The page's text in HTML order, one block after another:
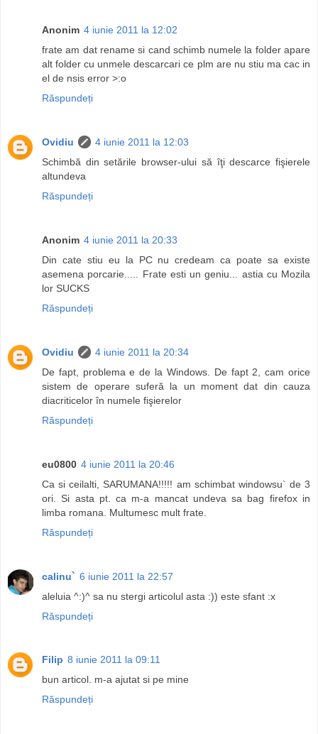
Anonim 4 iunie 2011 la 12:02
frate am dat rename si cand schimb numele la folder apare
alt folder cu unmele descarcari ce plm are nu stiu ma cac in
el de nsis error >:o
Răspundeți
Ovidiu
4 iunie 2011 la 12:03
Schimbă din setările browser-ului să îţi descarce fişierele
altundeva
Răspundeți
Anonim 4 iunie 2011 la 20:33
Din cate stiu eu la PC nu credeam ca poate sa existe
asemena porcarie..... Frate esti un geniu... astia cu Mozila
lor SUCKS
Răspundeți
Ovidiu
4 iunie 2011 la 20:34
De fapt, problema e de la Windows. De fapt 2, cam orice
sistem de operare suferă la un moment dat din cauza
diacriticelor în numele fişierelor
Răspundeți
eu0800 4 iunie 2011 la 20:46
Ca si ceilalti, SARUMANA!!!!! am schimbat windowsu` de 3
ori. Si asta pt. ca m-a mancat undeva sa bag firefox in
limba romana. Multumesc mult frate.
Răspundeți
calinu` 6 iunie 2011 la 22:57
aleluia ^:)^ sa nu stergi articolul asta :)) este sfant :x
Răspundeți
Filip 8 iunie 2011 la 09:11
bun articol. m-a ajutat si pe mine
Răspundeți